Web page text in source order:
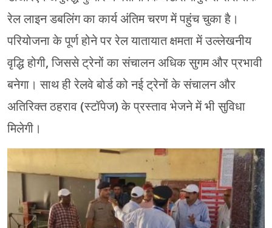
रेल लाइन डबलिंग का कार्य अंतिम चरण में पहुंच चुका है।
परियोजना के पूर्ण होने पर रेल यातायात क्षमता में उल्लेखनीय
वृद्धि होगी, जिससे ट्रेनों का संचालन अधिक सुगम और प्रभावी
बनेगा। साथ ही रेलवे बोर्ड को नई ट्रेनों के संचालन और
अतिरिक्त ठहराव (स्टॉपेज) के प्रस्ताव भेजने में भी सुविधा
मिलेगी।